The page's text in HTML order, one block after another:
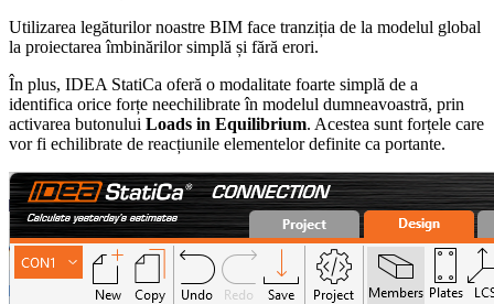
Utilizarea legăturilor noastre BIM face tranziția de la modelul global
la proiectarea îmbinărilor simplă și fără erori.
În plus, IDEA StatiCa oferă o modalitate foarte simplă de a
identifica orice forțe neechilibrate în modelul dumneavoastră, prin
activarea butonului Loads in Equilibrium. Acestea sunt forțele care
vor fi echilibrate de reacțiunile elementelor definite ca portante.